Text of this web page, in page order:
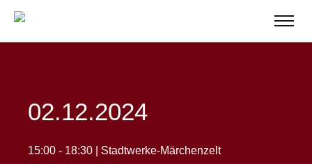
02.12.2024
15:00 - 18:30 | Stadtwerke-Märchenzelt